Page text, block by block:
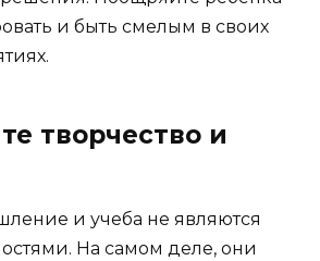
и быть смелым в своих
творчество и
и учеба не являются
На самом деле, они